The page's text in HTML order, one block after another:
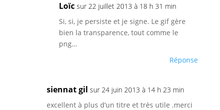
Loïc sur 22 juillet 2013 à 18 h 31 min
Si, si, je persiste et je signe. Le gif gère
bien la transparence, tout comme le
png…
Réponse
siennat gil sur 24 juin 2013 à 14 h 23 min
excellent à plus d’un titre et très utile .merci